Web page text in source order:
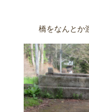
橋をなんとか